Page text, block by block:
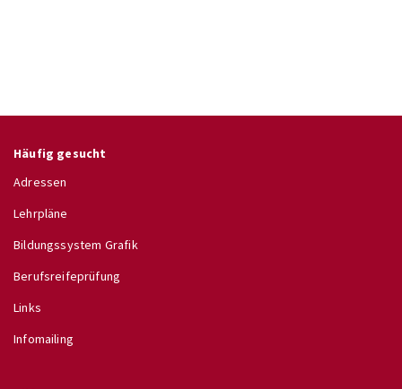
Häufig gesucht
Adressen
Lehrpläne
Bildungssystem Grafik
Berufsreifeprüfung
Links
Infomailing